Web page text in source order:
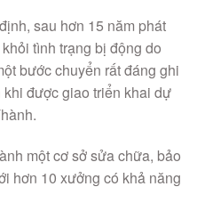
sau hơn 15 năm phát
tình trạng bị động do
bước chuyển rất đáng ghi
được giao triển khai dự
một cơ sở sửa chữa, bảo
hơn 10 xưởng có khả năng